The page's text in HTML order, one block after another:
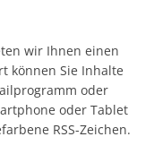
wir Ihnen einen
können Sie Inhalte
oder
oder Tablet
RSS-Zeichen.